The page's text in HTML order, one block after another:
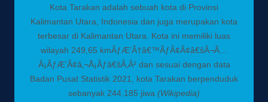
Kota Tarakan adalah sebuah kota di Provinsi
Kalimantan Utara, Indonesia dan juga merupakan kota
terbesar di Kalimantan Utara. Kota ini memiliki luas
wilayah 249,65 kmÃƒÆ’Ã†â€™ÃƒÂ¢Ã¢â€šÂ¬Ã…
Â¡ÃƒÆ’Ã¢â‚¬Å¡Ãƒâ€šÃ‚Â² dan sesuai dengan data
Badan Pusat Statistik 2021, kota Tarakan berpenduduk
sebanyak 244.185 jiwa (Wikipedia)